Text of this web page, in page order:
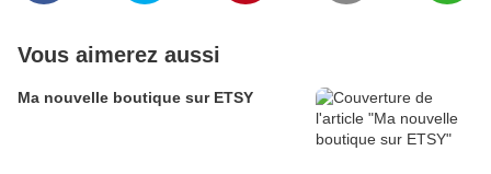
Vous aimerez aussi
Ma nouvelle boutique sur ETSY